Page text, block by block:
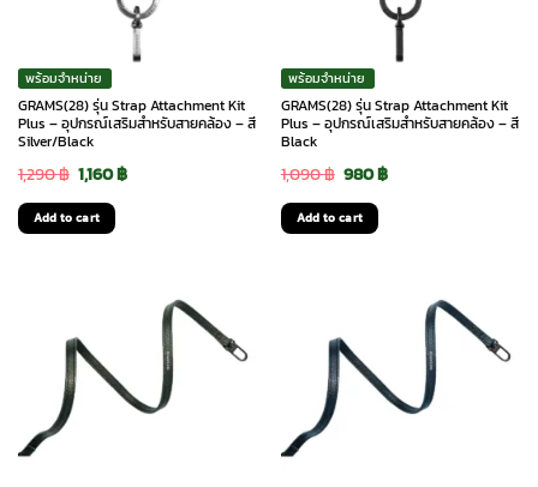
พร้อมจำหน่าย
GRAMS(28) รุ่น Strap Attachment Kit
Plus – อุปกรณ์เสริมสำหรับสายคล้อง – สี
Silver/Black
1,290฿ Original
price
was:
1,160฿Current
Add to cart
พร้อมจำหน่าย
GRAMS(28) รุ่น Strap Attachment Kit
Plus – อุปกรณ์เสริมสำหรับสายคล้อง – สี
Black
1,090฿ Original
price
was:
980฿Current
Add to cart